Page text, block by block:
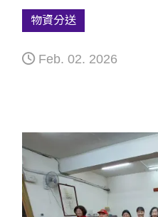
物資分送
Feb. 02. 2026